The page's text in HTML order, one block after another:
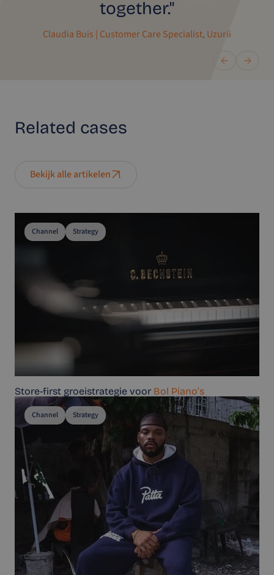
together."
Claudia Buis | Customer Care Specialist, Uzurii
Related cases
Bekijk alle artikelen
Channel Strategy
Store-first groeistrategie voor Bol Piano’s
Channel Strategy